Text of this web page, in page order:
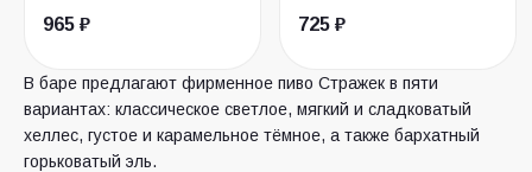
965 ₽ 725 ₽
В баре предлагают фирменное пиво Стражек в пяти
вариантах: классическое светлое, мягкий и сладковатый
хеллес, густое и карамельное тёмное, а также бархатный
горьковатый эль.